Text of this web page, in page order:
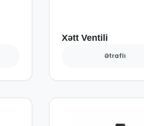
Xətt Ventili
Ətraflı